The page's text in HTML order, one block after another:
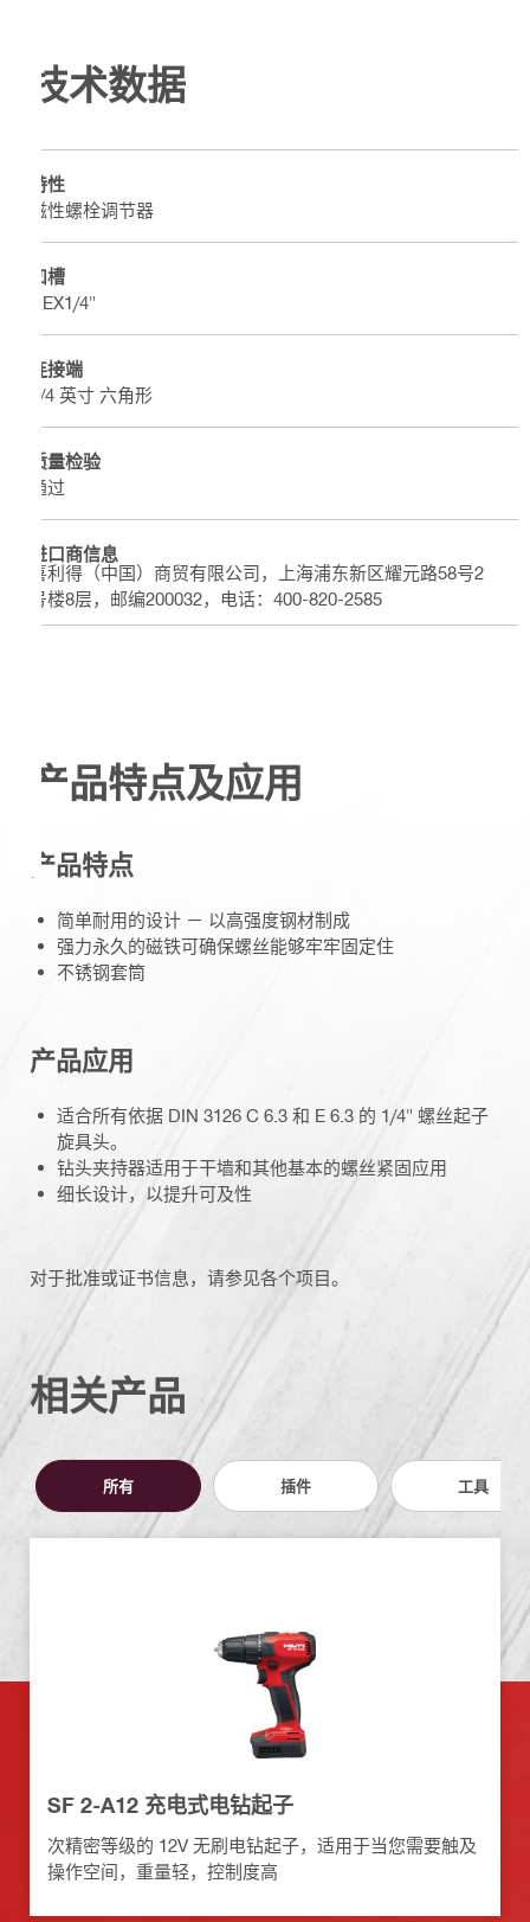
技术数据
特性
磁性螺栓调节器
凹槽
HEX1/4"
连接端
1/4 英寸 六角形
质量检验
通过
进口商信息
喜利得（中国）商贸有限公司，上海浦东新区耀元路58号2
号楼8层，邮编200032，电话：400-820-2585
产品特点及应用
产品特点
简单耐用的设计 － 以高强度钢材制成
强力永久的磁铁可确保螺丝能够牢牢固定住
不锈钢套筒
产品应用
适合所有依据 DIN 3126 C 6.3 和 E 6.3 的 1/4" 螺丝起子
旋具头。
钻头夹持器适用于干墙和其他基本的螺丝紧固应用
细长设计，以提升可及性
对于批准或证书信息，请参见各个项目。
相关产品
所有 插件 工具
SF 2-A12 充电式电钻起子
次精密等级的 12V 无刷电钻起子，适用于当您需要触及
操作空间，重量轻，控制度高